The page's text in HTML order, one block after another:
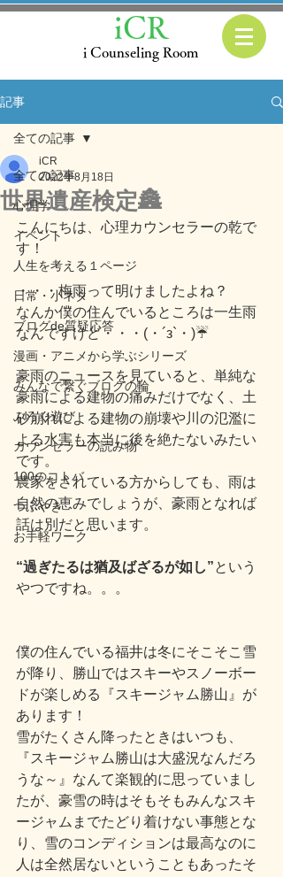
i Counseling Room
iCR
記事
全ての記事
心理学
イベント
人生を考える１ページ
日常・小ネタ
ブログde質疑応答
漫画・アニメから学ぶシリーズ
みんなで繋ぐブログの輪
ぶろぐ遊び
カウンセラーの読み物
100のコトバ
つぶやき
お手軽ワーク
全ての記事
世界遺産検定🏯
iCR
2022年8月18日
こんにちは、心理カウンセラーの乾で
す！
・・・梅雨って明けましたよね？
なんか僕の住んでいるところは一生雨
なんですけど・・・(・´з`・)☔
豪雨のニュースを見ていると、単純な
豪雨による建物の痛みだけでなく、土
砂崩れによる建物の崩壊や川の氾濫に
よる水害も本当に後を絶たないみたい
です。
農家をされている方からしても、雨は
自然の恵みでしょうが、豪雨となれば
話は別だと思います。
“過ぎたるは猶及ばざるが如し”という
やつですね。。。
僕の住んでいる福井は冬にそこそこ雪
が降り、勝山ではスキーやスノーボー
ドが楽しめる『スキージャム勝山』が
あります！
雪がたくさん降ったときはいつも、
『スキージャム勝山は大盛況なんだろ
うな～』なんて楽観的に思っていまし
たが、豪雪の時はそもそもみんなスキ
ージャムまでたどり着けない事態とな
り、雪のコンディションは最高なのに
人は全然居ないということもあったそ